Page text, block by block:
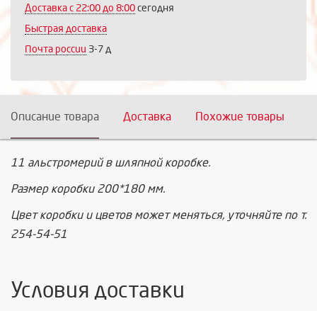
Доставка с 22:00 до 8:00 сегодня
Быстрая доставка
Почта россии 3-7 д
Описание товара Доставка Похожие товары
11 альстромерий в шляпной коробке.
Размер коробки 200*180 мм.
Цвет коробки и цветов может меняться, уточняйте по т.
254-54-51
Условия доставки